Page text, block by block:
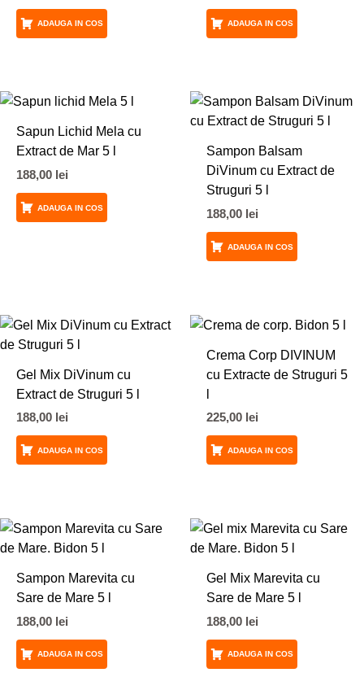
ADAUGA IN COS ADAUGA IN COS
Sapun Lichid Mela cu
Extract de Mar 5 l
188,00 lei
ADAUGA IN COS
Sampon Balsam
DiVinum cu Extract de
Struguri 5 l
188,00 lei
ADAUGA IN COS
Gel Mix DiVinum cu
Extract de Struguri 5 l
188,00 lei
ADAUGA IN COS
Crema Corp DIVINUM
cu Extracte de Struguri 5
l
225,00 lei
ADAUGA IN COS
Sampon Marevita cu
Sare de Mare 5 l
188,00 lei
ADAUGA IN COS
Gel Mix Marevita cu
Sare de Mare 5 l
188,00 lei
ADAUGA IN COS